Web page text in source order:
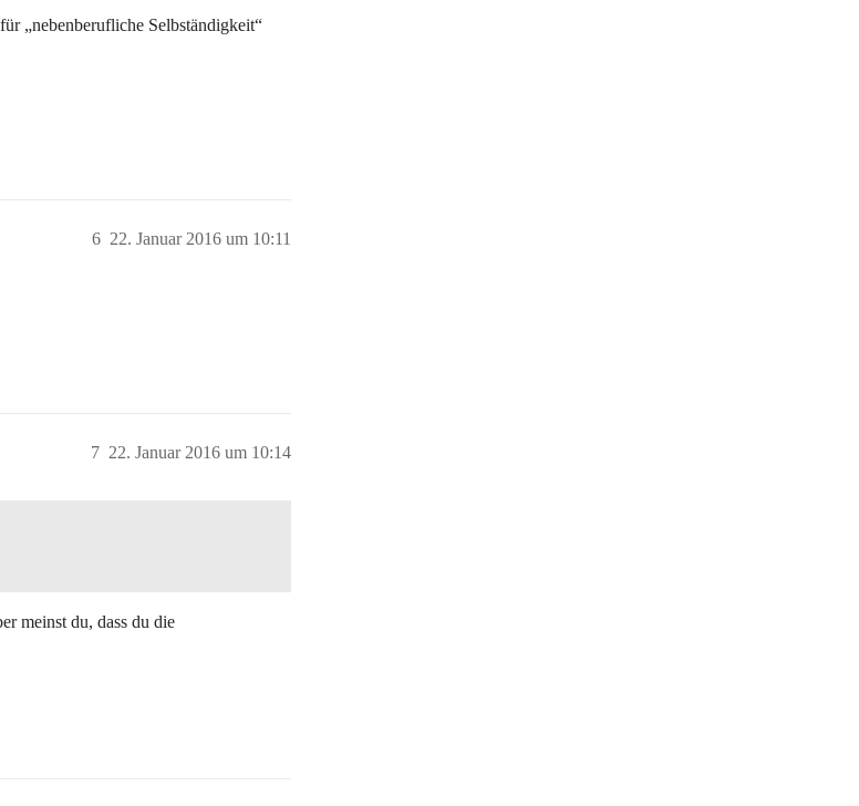
„nebenberufliche Selbständigkeit“
22. Januar 2016 um 10:11
6
22. Januar 2016 um 10:14
7
meinst du, dass du die